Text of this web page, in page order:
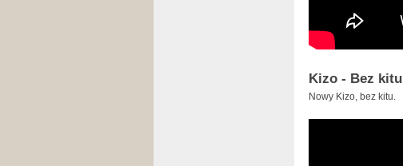
Kizo - Bez kitu
Nowy Kizo, bez kitu.